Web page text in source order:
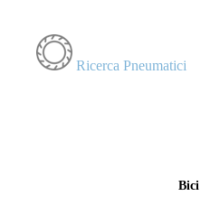
Ricerca Pneumatici
Bici